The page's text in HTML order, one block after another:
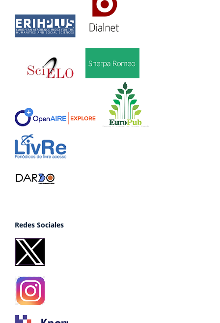
Redes Sociales